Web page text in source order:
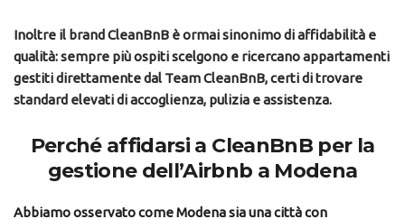
Inoltre il brand CleanBnB è ormai sinonimo di affidabilità e
qualità: sempre più ospiti scelgono e ricercano appartamenti
gestiti direttamente dal Team CleanBnB, certi di trovare
standard elevati di accoglienza, pulizia e assistenza.
Perché affidarsi a CleanBnB per la
gestione dell’Airbnb a Modena
Abbiamo osservato come Modena sia una città con